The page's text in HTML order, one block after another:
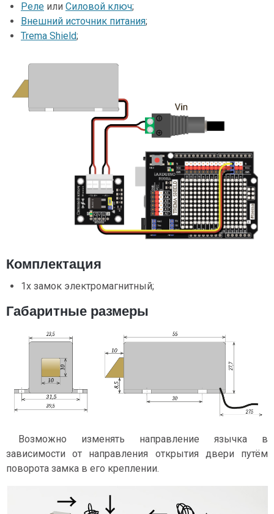
Реле или Силовой ключ;
Внешний источник питания;
Trema Shield;
Комплектация
1х замок электромагнитный;
Габаритные размеры
Возможно изменять направление язычка в
зависимости от направления открытия двери путём
поворота замка в его креплении.